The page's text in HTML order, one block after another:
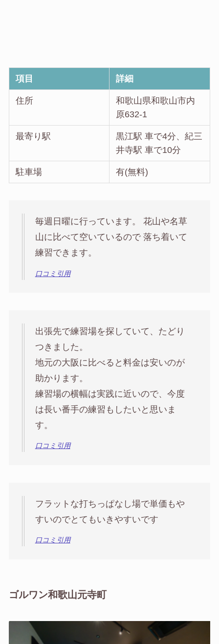
項目 詳細
住所
和歌山県和歌山市内
原632-1
最寄り駅
黒江駅 車で4分、紀三
井寺駅 車で10分
駐車場 有(無料)
毎週日曜に行っています。 花山や名草
山に比べて空いているので 落ち着いて
練習できます。
口コミ引用
出張先で練習場を探していて、たどり
つきました。
地元の大阪に比べると料金は安いのが
助かります。
練習場の横幅は実践に近いので、今度
は長い番手の練習もしたいと思いま
す。
口コミ引用
フラットな打ちっぱなし場で単価もや
すいのでとてもいきやすいです
口コミ引用
ゴルワン和歌山元寺町